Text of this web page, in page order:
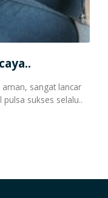
sangat lancar
sukses selalu..